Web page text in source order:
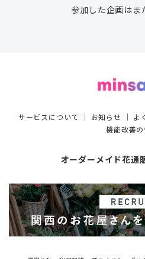
参加した企画はま
サービスについて ｜ お知らせ ｜ よ
機能改善
オーダーメイド花